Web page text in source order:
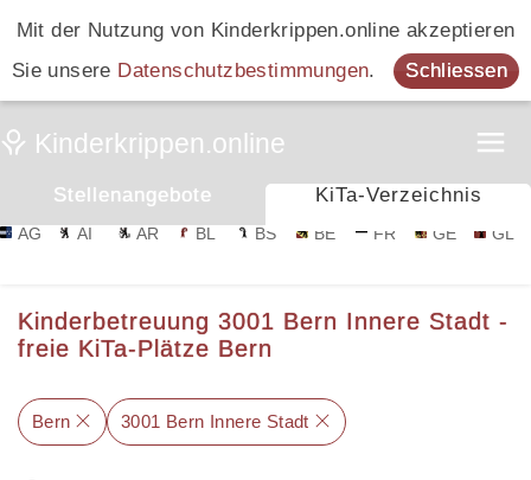
Mit der Nutzung von Kinderkrippen.online akzeptieren
Sie unsere Datenschutzbestimmungen. Schliessen
Stellenangebote KiTa-Verzeichnis
AG AI AR BL BS BE FR GE GL
Kinderbetreuung 3001 Bern Innere Stadt -
freie KiTa-Plätze Bern
Bern 3001 Bern Innere Stadt